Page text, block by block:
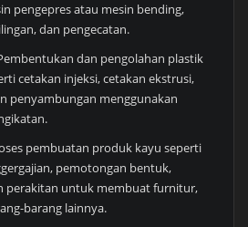
pengepres atau mesin bending,
dan pengecatan.
dan pengolahan plastik
cetakan injeksi, cetakan ekstrusi,
penyambungan menggunakan
pembuatan produk kayu seperti
pemotongan bentuk,
perakitan untuk membuat furnitur,
barang lainnya.